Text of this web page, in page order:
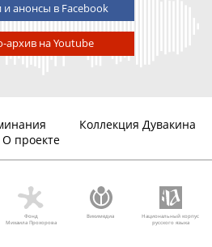
и анонсы в Facebook
архив на Youtube
Коллекция Дувакина
О проекте
Фонд
Михаила Прохорова
Викимедиа
Национальный корпус
русского языка